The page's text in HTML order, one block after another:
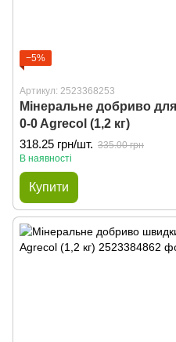
−5%
Артикул: 2523368253
Мінеральне добриво
0-0 Agrecol (1,2 кг)
318.25 грн/шт. 335.00 грн
В наявності
Купити